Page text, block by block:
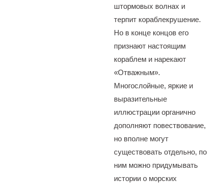
штормовых волнах и
терпит кораблекрушение.
Но в конце концов его
признают настоящим
кораблем и нарекают
«Отважным».
Многослойные, яркие и
выразительные
иллюстрации органично
дополняют повествование,
но вполне могут
существовать отдельно, по
ним можно придумывать
истории о морских